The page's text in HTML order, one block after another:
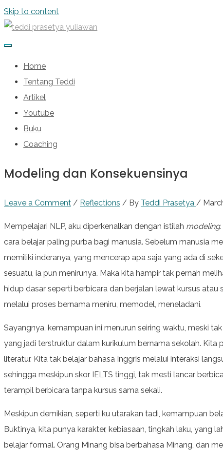
Skip to content
Home
Tentang Teddi
Artikel
Youtube
Buku
Coaching
Modeling dan Konsekuensinya
Leave a Comment / Reflections / By Teddi Prasetya /
Mempelajari NLP, aku diperkenalkan dengan istilah modeling
cara belajar paling purba bagi manusia. Sebelum manusia
memiliki inderanya, yang mencerap apa saja yang ada di
sesuatu, ia pun menirunya. Maka kita hampir tak pernah
hidup dasar seperti berbicara dan berjalan lewat kursus atau
melalui proses bernama meniru, memodel, meneladani.
Sayangnya, kemampuan ini menurun seiring waktu, meski
yang jadi terstruktur dalam kurikulum bernama sekolah. Kita
literatur. Kita tak belajar bahasa Inggris melalui interaksi
sehingga meskipun skor IELTS tinggi, tak mesti lancar
terampil berbicara tanpa kursus sama sekali.
Meskipun demikian, seperti ku utarakan tadi, kemampuan
Buktinya, kita punya karakter, kebiasaan, tingkah laku, yang
belajar formal. Orang Minang bisa berbahasa Minang, dan